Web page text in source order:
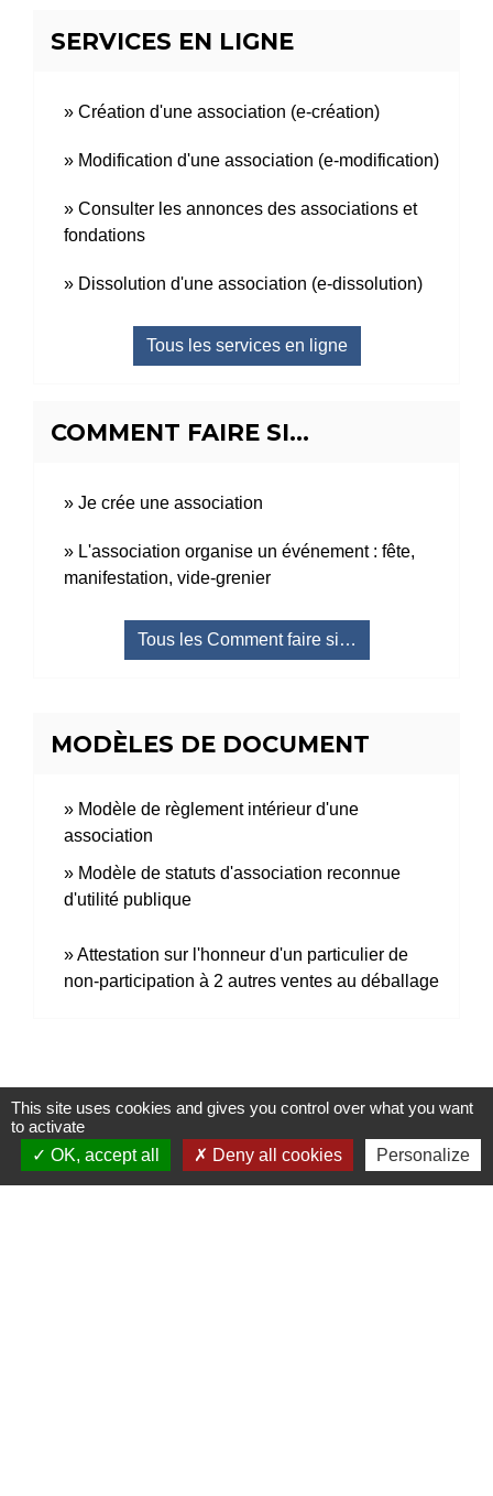
SERVICES EN LIGNE
Création d'une association (e-création)
Modification d'une association (e-modification)
Consulter les annonces des associations et
fondations
Dissolution d'une association (e-dissolution)
Tous les services en ligne
COMMENT FAIRE SI…
Je crée une association
L'association organise un événement : fête,
manifestation, vide-grenier
Tous les Comment faire si…
MODÈLES DE DOCUMENT
Modèle de règlement intérieur d'une
association
Modèle de statuts d'association reconnue
d'utilité publique
Attestation sur l'honneur d'un particulier de
non-participation à 2 autres ventes au déballage
Contacts
Mairie de Marssac-sur-Tarn
This site uses cookies and gives you control over what you want
to activate
OK, accept all
Deny all cookies Personalize